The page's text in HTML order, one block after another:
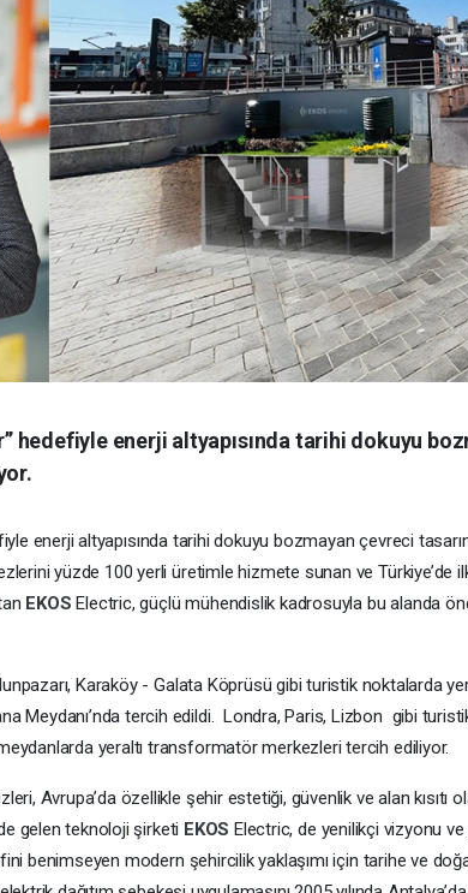
hedefiyle enerji altyapısında tarihi dokuyu
enerji altyapısında tarihi dokuyu bozmayan çevreci
yüzde 100 yerli üretimle hizmete sunan ve Türkiye’de
EKOS Electric, güçlü mühendislik kadrosuyla bu alanda
Karaköy - Galata Köprüsü gibi turistik noktalarda yer
Meydanı’nda tercih edildi. Londra, Paris, Lizbon gibi
yeraltı transformatör merkezleri tercih ediliyor.
Avrupa’da özellikle şehir estetiği, güvenlik ve alan kısıtı
gelen teknoloji şirketi EKOS Electric, de yenilikçi vizyonu
benimseyen modern şehircilik yaklaşımı için tarihe ve